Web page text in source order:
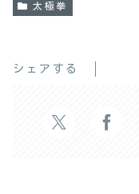
太極拳
シェアする